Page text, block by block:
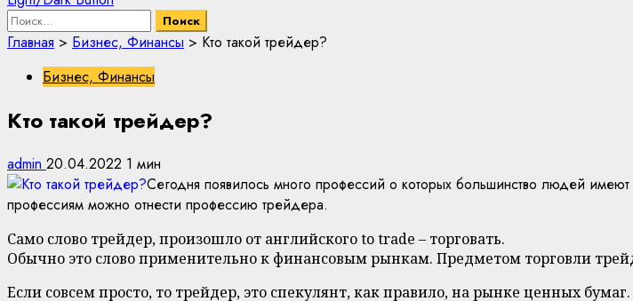
Найти:
Главная > Бизнес, Финансы > Кто такой трейдер?
Бизнес, Финансы
Кто такой трейдер?
admin 20.04.2022 1 мин
Сегодня появилось много профессий о которых большинство людей
профессиям можно отнести профессию трейдера.
Само слово трейдер, произошло от английского to trade – торговать.
Обычно это слово применительно к финансовым рынкам. Предметом торговли
Если совсем просто, то трейдер, это спекулянт, как правило, на рынке ценных